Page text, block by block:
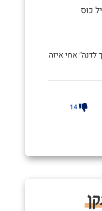
לדנה״ אחי איזה
14